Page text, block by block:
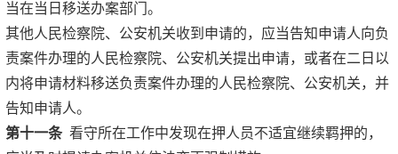
当在当日移送办案部门。
其他人民检察院、公安机关收到申请的，应当告知申请人向负
责案件办理的人民检察院、公安机关提出申请，或者在二日以
内将申请材料移送负责案件办理的人民检察院、公安机关，并
告知申请人。
第十一条看守所在工作中发现在押人员不适宜继续羁押的，